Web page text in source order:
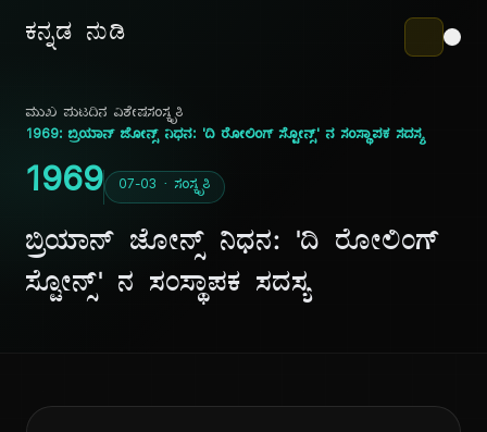
ಕನ್ನಡ ನುಡಿ
ಮುಖ ಪುಟದಿನ ವಿಶೇಷಸಂಸ್ಕೃತಿ
1969: ಬ್ರಿಯಾನ್ ಜೋನ್ಸ್ ನಿಧನ: 'ದಿ ರೋಲಿಂಗ್ ಸ್ಟೋನ್ಸ್' ನ ಸಂಸ್ಥಾಪಕ ಸದಸ್ಯ
1969 07-03 · ಸಂಸ್ಕೃತಿ
ಬ್ರಿಯಾನ್ ಜೋನ್ಸ್ ನಿಧನ: 'ದಿ ರೋಲಿಂಗ್
ಸ್ಟೋನ್ಸ್' ನ ಸಂಸ್ಥಾಪಕ ಸದಸ್ಯ